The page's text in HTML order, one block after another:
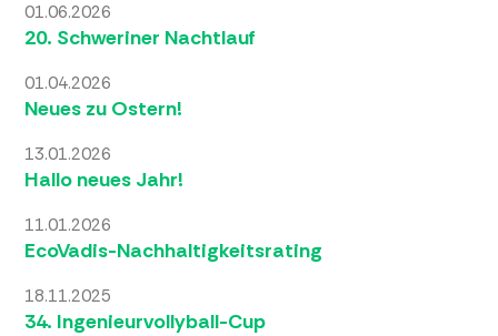
01.06.2026
20. Schweriner Nachtlauf
01.04.2026
Neues zu Ostern!
13.01.2026
Hallo neues Jahr!
11.01.2026
EcoVadis-Nachhaltigkeitsrating
18.11.2025
34. Ingenieurvollyball-Cup